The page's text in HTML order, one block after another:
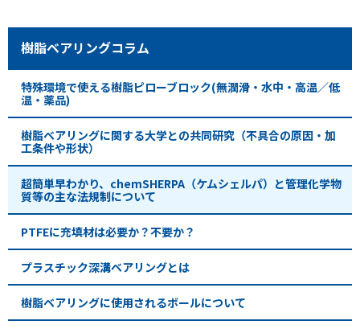
樹脂ベアリングコラム
特殊環境で使える樹脂ピローブロック(無潤滑・水中・高温／低
温・薬品)
樹脂ベアリングに関する大学との共同研究（不具合の原因・加
工条件や形状）
超簡単早わかり、chemSHERPA（ケムシェルパ）と管理化学物
質等の主な法規制について
PTFEに充填材は必要か？不要か？
プラスチック深溝ベアリングとは
樹脂ベアリングに使用されるボールについて